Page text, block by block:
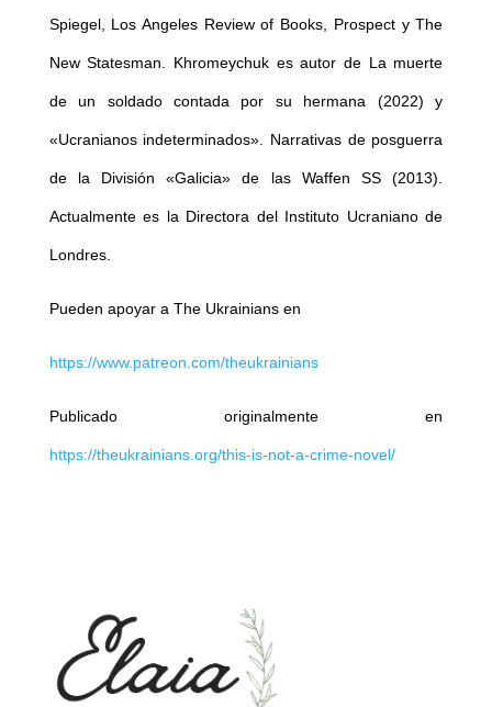
Spiegel, Los Angeles Review of Books, Prospect y The
New Statesman. Khromeychuk es autor de La muerte
de un soldado contada por su hermana (2022) y
«Ucranianos indeterminados». Narrativas de posguerra
de la División «Galicia» de las Waffen SS (2013).
Actualmente es la Directora del Instituto Ucraniano de
Londres.
Pueden apoyar a The Ukrainians en
https://www.patreon.com/theukrainians
Publicado originalmente en
https://theukrainians.org/this-is-not-a-crime-novel/